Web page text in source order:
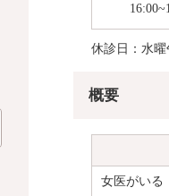
休診日：水
概要
女医がいる